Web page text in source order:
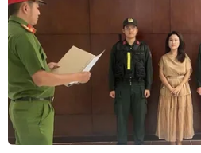
chỉnh nền kinh tế
31/01/2024 22:03
Cuba sẽ triển khai một loạt
tế quy mô lớn trong những
kế hoạch khắc phục những khó
kinh tế phát triển trong năm